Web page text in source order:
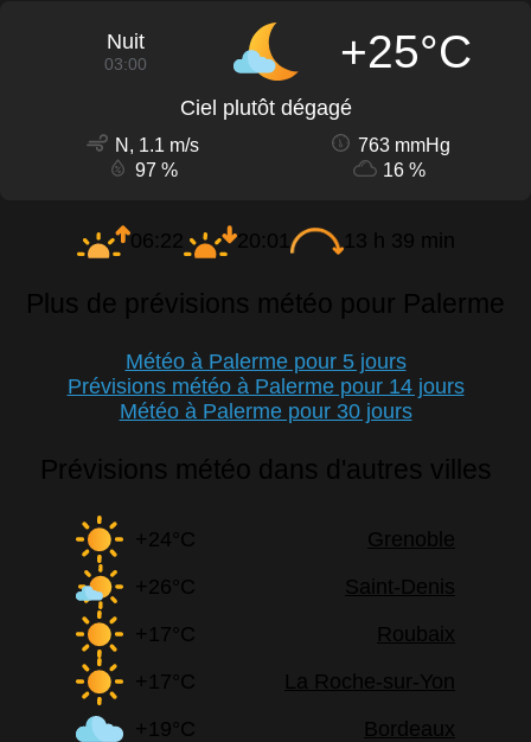
Nuit
03:00 +25°C
Ciel plutôt dégagé
N, 1.1 m/s
763 mmHg
97 %
16 %
06:22 20:01 13 h 39 min
Plus de prévisions météo pour Palerme
Météo à Palerme pour 5 jours
Prévisions météo à Palerme pour 14 jours
Météo à Palerme pour 30 jours
Prévisions météo dans d'autres villes
+24°C
Grenoble
+26°C
Saint-Denis
+17°C
Roubaix
+17°C
La Roche-sur-Yon
+19°C
Bordeaux